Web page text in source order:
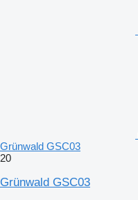
Grünwald GSC03
20
Grünwald GSC03